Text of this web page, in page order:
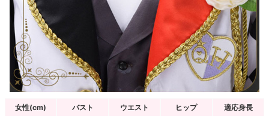
女性(cm) バスト ウエスト ヒップ 適応身長